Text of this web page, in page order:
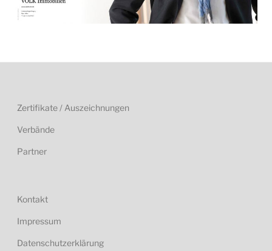
Zertifikate / Auszeichnungen
Verbände
Partner
Kontakt
Impressum
Datenschutzerklärung